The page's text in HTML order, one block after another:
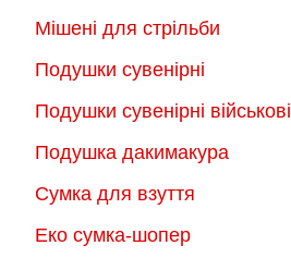
Мішені для стрільби
Подушки сувенірні
Подушки сувенірні військові
Подушка дакимакура
Сумка для взуття
Еко сумка-шопер